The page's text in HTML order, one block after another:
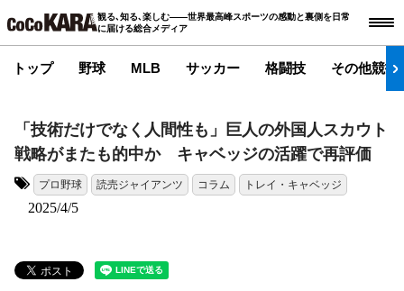
観る､知る､楽しむ――世界最高峰スポーツの感動と裏側を日常
に届ける総合メディア
トップ 野球 MLB サッカー 格闘技 その他競技
「技術だけでなく人間性も」巨人の外国人スカウト
戦略がまたも的中か キャベッジの活躍で再評価
プロ野球 読売ジャイアンツ コラム トレイ・キャベッジ
2025/4/5